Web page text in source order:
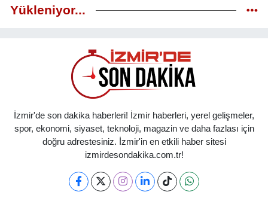
Yükleniyor...
İzmir'de son dakika haberleri! İzmir haberleri, yerel gelişmeler,
spor, ekonomi, siyaset, teknoloji, magazin ve daha fazlası için
doğru adrestesiniz. İzmir'in en etkili haber sitesi
izmirdesondakika.com.tr!